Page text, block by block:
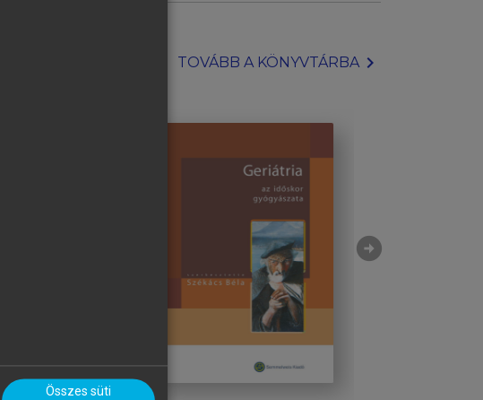
TOVÁBB A KÖNYVTÁRBAchevron_right
arrow_circle_right
Összes süti